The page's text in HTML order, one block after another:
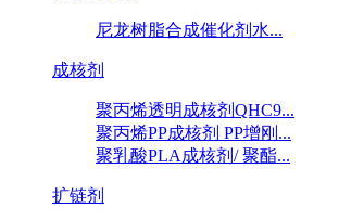
尼龙树脂合成催化剂水...
成核剂
聚丙烯透明成核剂QHC9...
聚丙烯PP成核剂 PP增刚...
聚乳酸PLA成核剂/ 聚酯...
扩链剂